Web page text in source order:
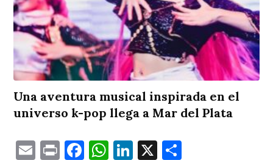
Una aventura musical inspirada en el
universo k-pop llega a Mar del Plata
EmailPrintFacebook
WhatsApp
LinkedIn
X